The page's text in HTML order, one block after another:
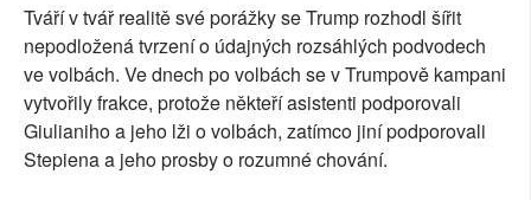
Tváří v tvář realitě své porážky se Trump rozhodl šířit
nepodložená tvrzení o údajných rozsáhlých podvodech
ve volbách. Ve dnech po volbách se v Trumpově kampani
vytvořily frakce, protože někteří asistenti podporovali
Giulianiho a jeho lži o volbách, zatímco jiní podporovali
Stepiena a jeho prosby o rozumné chování.